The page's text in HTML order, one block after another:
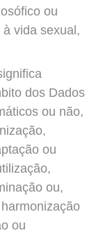
ou
vida sexual,
dos Dados
ou não,
ou
ou,
ou